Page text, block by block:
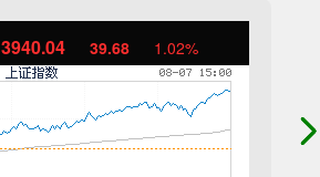
3940.04 39.68 1.02%